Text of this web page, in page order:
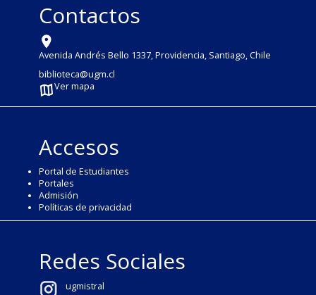
Contactos
Avenida Andrés Bello 1337, Providencia, Santiago, Chile
biblioteca@ugm.cl
Ver mapa
Accesos
Portal de Estudiantes
Portales
Admisión
Políticas de privacidad
Redes Sociales
ugmistral